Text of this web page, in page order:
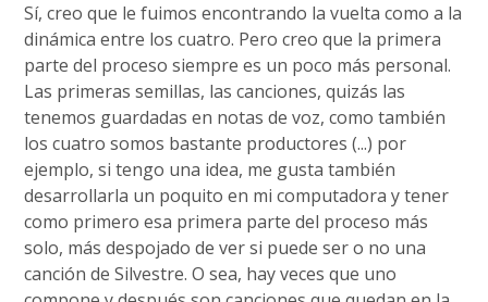
Sí, creo que le fuimos encontrando la vuelta como a la
dinámica entre los cuatro. Pero creo que la primera
parte del proceso siempre es un poco más personal.
Las primeras semillas, las canciones, quizás las
tenemos guardadas en notas de voz, como también
los cuatro somos bastante productores (...) por
ejemplo, si tengo una idea, me gusta también
desarrollarla un poquito en mi computadora y tener
como primero esa primera parte del proceso más
solo, más despojado de ver si puede ser o no una
canción de Silvestre. O sea, hay veces que uno